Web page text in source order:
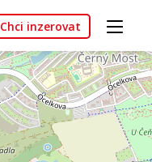
Chci inzerovat